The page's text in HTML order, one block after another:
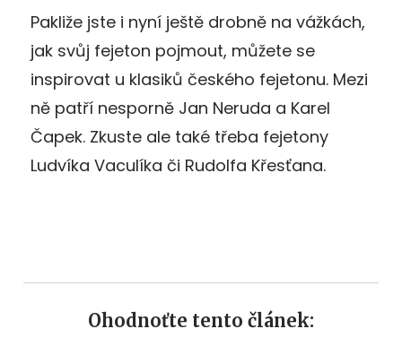
Pakliže jste i nyní ještě drobně na vážkách,
jak svůj fejeton pojmout, můžete se
inspirovat u klasiků českého fejetonu. Mezi
ně patří nesporně Jan Neruda a Karel
Čapek. Zkuste ale také třeba fejetony
Ludvíka Vaculíka či Rudolfa Křesťana.
Ohodnoťte tento článek: